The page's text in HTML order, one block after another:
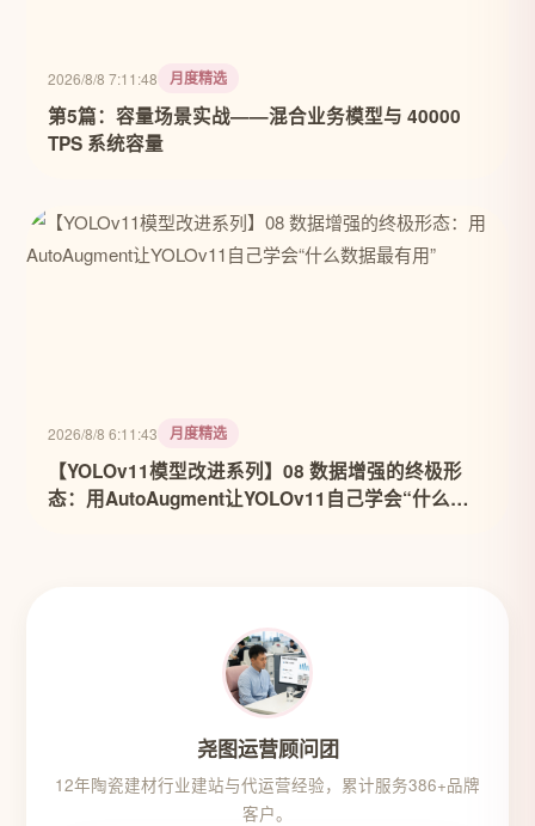
2026/8/8 7:11:48 月度精选
第5篇：容量场景实战——混合业务模型与 40000
TPS 系统容量
2026/8/8 6:11:43 月度精选
【YOLOv11模型改进系列】08 数据增强的终极形
态：用AutoAugment让YOLOv11自己学会“什么数
尧图运营顾问团
12年陶瓷建材行业建站与代运营经验，累计服务386+品牌
客户。